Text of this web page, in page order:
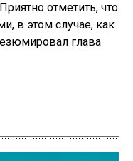
отметить, что
в этом случае, как
глава